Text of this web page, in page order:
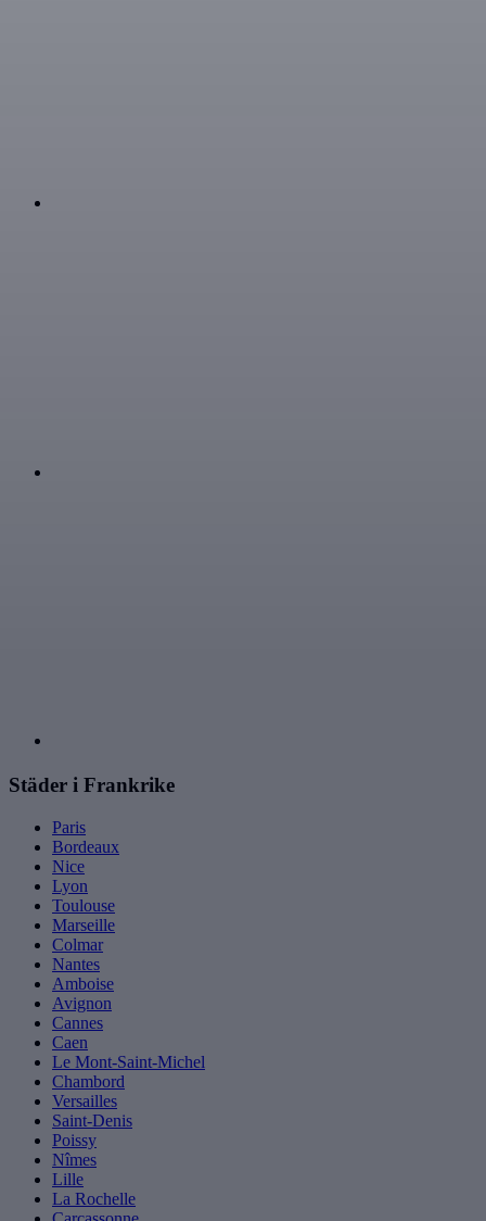
Städer i Frankrike
Paris
Bordeaux
Nice
Lyon
Toulouse
Marseille
Colmar
Nantes
Amboise
Avignon
Cannes
Caen
Le Mont-Saint-Michel
Chambord
Versailles
Saint-Denis
Poissy
Nîmes
Lille
La Rochelle